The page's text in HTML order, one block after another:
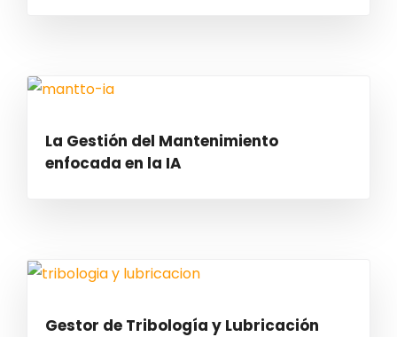
La Gestión del Mantenimiento
enfocada en la IA
Gestor de Tribología y Lubricación